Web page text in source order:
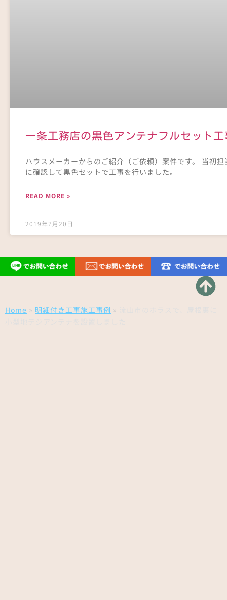
一条工務店の黒色アンテナフルセット
ハウスメーカーからのご紹介（ご依頼）案件です。 当初
に確認して黒色セットで工事を行いました。
READ MORE »
2019年7月20日
Home » 明細付き工事施工事例 »